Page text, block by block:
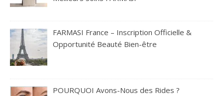
FARMASI France – Inscription Officielle &
Opportunité Beauté Bien-être
POURQUOI Avons-Nous des Rides ?